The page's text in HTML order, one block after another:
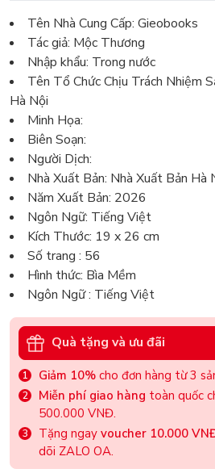
Tên Nhà Cung Cấp: Gieobooks
Tác giả: Mộc Thương
Nhập khẩu: Trong nước
Tên Tổ Chức Chịu Trách Nhiệm
Hà Nội
Minh Họa:
Biên Soạn:
Người Dịch:
Nhà Xuất Bản: Nhà Xuất Bản Hà
Năm Xuất Bản: 2026
Ngôn Ngữ: Tiếng Việt
Kích Thước: 19 x 26 cm
Số trang : 56
Hình thức: Bìa Mềm
Ngôn Ngữ : Tiếng Việt
Quà tặng và ưu đãi
Giảm 10% cho đơn hàng từ 3
Miễn phí giao hàng toàn quốc
500.000 VNĐ.
Tặng ngay voucher 10.000
dõi ZALO OA.